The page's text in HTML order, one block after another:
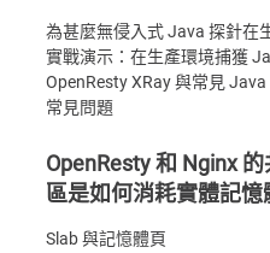
為甚麼無侵入式 Java 探針在
實戰演示：在生產環境捕獲
OpenResty XRay 與常見
常見問題
OpenResty 和 Nginx
區是如何消耗實體記憶
Slab 與記憶體頁